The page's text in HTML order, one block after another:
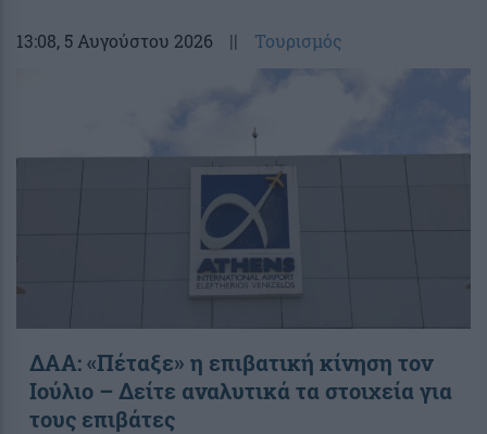
13:08, 5 Αυγούστου 2026 || Τουρισμός
ΔΑΑ: «Πέταξε» η επιβατική κίνηση τον
Ιούλιο – Δείτε αναλυτικά τα στοιχεία για
τους επιβάτες